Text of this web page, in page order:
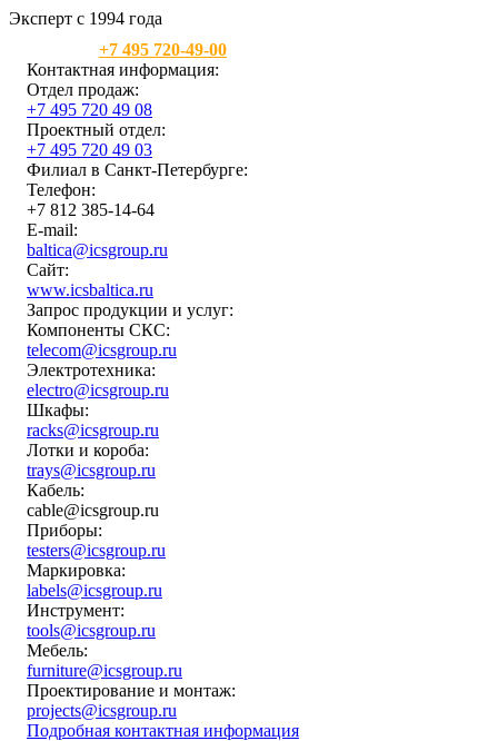
Эксперт с 1994 года
+7 495 720-49-00
Контактная информация:
Отдел продаж:
+7 495 720 49 08
Проектный отдел:
+7 495 720 49 03
Филиал в Санкт-Петербурге:
Телефон:
+7 812 385-14-64
E-mail:
baltica@icsgroup.ru
Сайт:
www.icsbaltica.ru
Запрос продукции и услуг:
Компоненты СКС:
telecom@icsgroup.ru
Электротехника:
electro@icsgroup.ru
Шкафы:
racks@icsgroup.ru
Лотки и короба:
trays@icsgroup.ru
Кабель:
cable@icsgroup.ru
Приборы:
testers@icsgroup.ru
Маркировка:
labels@icsgroup.ru
Инструмент:
tools@icsgroup.ru
Мебель:
furniture@icsgroup.ru
Проектирование и монтаж:
projects@icsgroup.ru
Подробная контактная информация